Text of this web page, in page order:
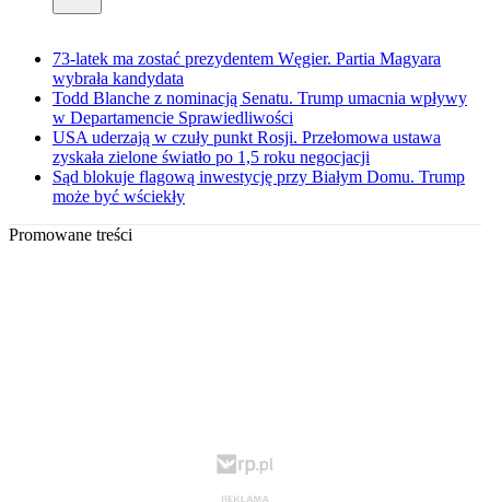
73-latek ma zostać prezydentem Węgier. Partia Magyara
wybrała kandydata
Todd Blanche z nominacją Senatu. Trump umacnia wpływy
w Departamencie Sprawiedliwości
USA uderzają w czuły punkt Rosji. Przełomowa ustawa
zyskała zielone światło po 1,5 roku negocjacji
Sąd blokuje flagową inwestycję przy Białym Domu. Trump
może być wściekły
Promowane treści